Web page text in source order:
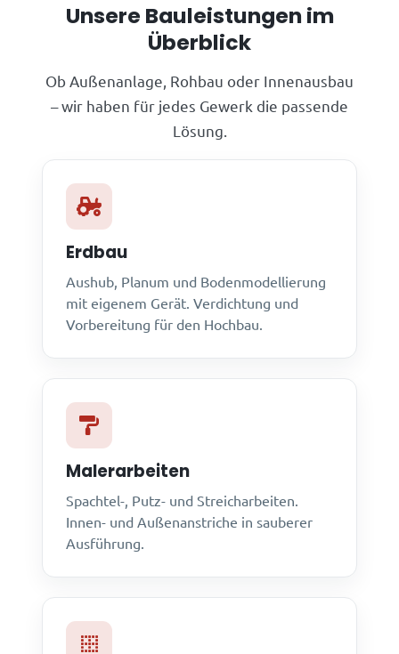
Unsere Bauleistungen im
Überblick
Ob Außenanlage, Rohbau oder Innenausbau
– wir haben für jedes Gewerk die passende
Lösung.
Erdbau
Aushub, Planum und Bodenmodellierung
mit eigenem Gerät. Verdichtung und
Vorbereitung für den Hochbau.
Malerarbeiten
Spachtel-, Putz- und Streicharbeiten.
Innen- und Außenanstriche in sauberer
Ausführung.